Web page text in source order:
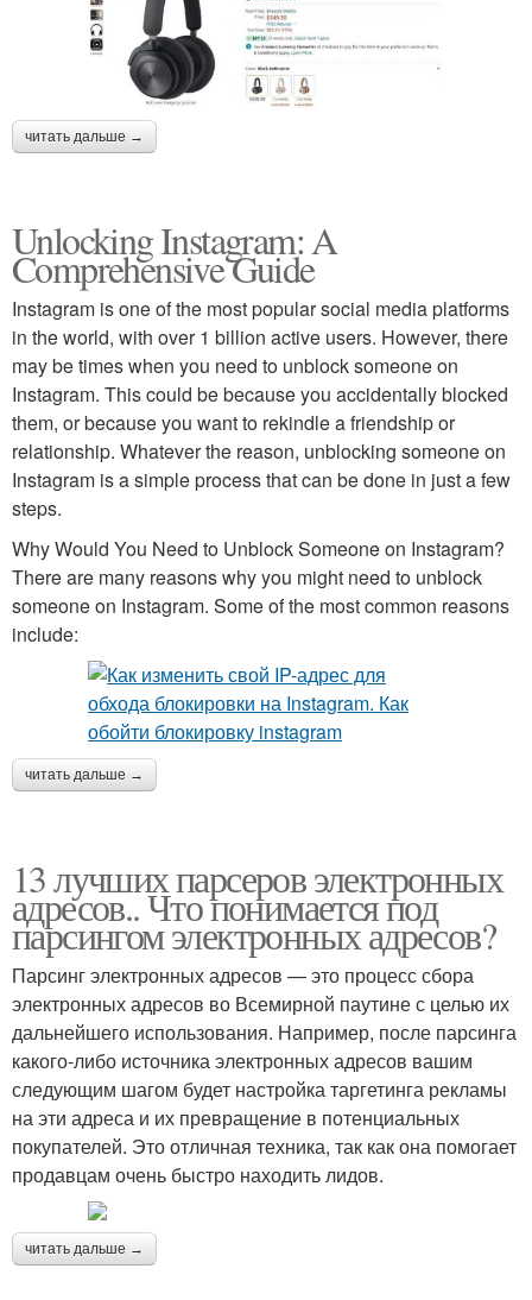
читать дальше →
Unlocking Instagram: A
Comprehensive Guide
Instagram is one of the most popular social media platforms
in the world, with over 1 billion active users. However, there
may be times when you need to unblock someone on
Instagram. This could be because you accidentally blocked
them, or because you want to rekindle a friendship or
relationship. Whatever the reason, unblocking someone on
Instagram is a simple process that can be done in just a few
steps.
Why Would You Need to Unblock Someone on Instagram?
There are many reasons why you might need to unblock
someone on Instagram. Some of the most common reasons
include:
читать дальше →
13 лучших парсеров электронных
адресов.. Что понимается под
парсингом электронных адресов?
Парсинг электронных адресов — это процесс сбора
электронных адресов во Всемирной паутине с целью их
дальнейшего использования. Например, после парсинга
какого-либо источника электронных адресов вашим
следующим шагом будет настройка таргетинга рекламы
на эти адреса и их превращение в потенциальных
покупателей. Это отличная техника, так как она помогает
продавцам очень быстро находить лидов.
читать дальше →